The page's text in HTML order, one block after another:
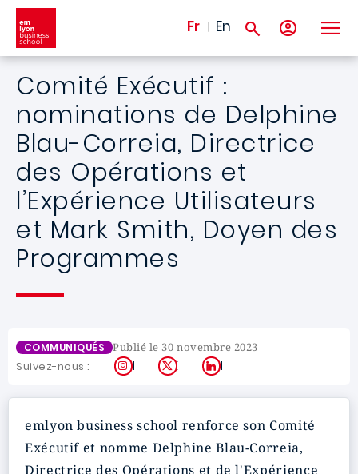
Aller au contenu principal
Fr En
Comité Exécutif :
nominations de Delphine
Blau-Correia, Directrice
des Opérations et
l’Expérience Utilisateurs
et Mark Smith, Doyen des
Programmes
COMMUNIQUÉS Publié le 30 novembre 2023
Suivez-nous : Instagram
X LinkedIn
emlyon business school renforce son Comité
Exécutif et nomme Delphine Blau-Correia,
Directrice des Opérations et de l'Expérience